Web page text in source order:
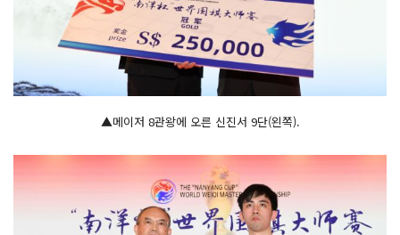
▲메이저 8관왕에 오른 신진서 9단(왼쪽).